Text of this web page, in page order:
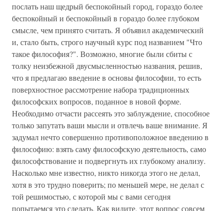
послать наш щедрый беспокойный город, гораздо более
беспокойный и беспокойный в гораздо более глубоком
смысле, чем принято считать. Я объявил академический
и, стало быть, строго научный курс под названием "Что
такое философия?". Возможно, многие были сбиты с
толку неизбежной двусмысленностью названия, решив,
что я предлагаю введение в основы философии, то есть
поверхностное рассмотрение набора традиционных
философских вопросов, поданное в новой форме.
Необходимо отчасти рассеять это заблуждение, способное
только запутать ваши мысли и отвлечь ваше внимание. Я
задумал нечто совершенно противоположное введению в
философию: взять саму философскую деятельность, само
философствование и подвергнуть их глубокому анализу.
Насколько мне известно, никто никогда этого не делал,
хотя в это трудно поверить; по меньшей мере, не делал с
той решимостью, с которой мы с вами сегодня
попытаемся это сделать. Как видите, этот вопрос совсем